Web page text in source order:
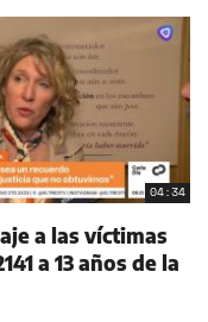
04:34
a las víctimas
a 13 años de la